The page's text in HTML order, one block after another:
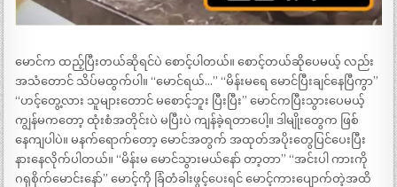
မောင်က ထည့်ပြီးတယ်ဆိုရင်ပဲ စောင့်ပါတယ်။ စောင့်တယ်ဆိုပေမယ့် လည်း
အသံတောင် သိပ်မထွက်ပါ။ “မောင်ရယ်…” “မိန်းမရေ မောင်ပြီးချင်နေပြီကွာ”
“ဟင့်တွေ့လား သူများတောင် မစောင့်ဘူး ပြီးပြီး” မောင်ကပြီးသွားပေမယ့်
ကျွန်မကတော့ ထုံးစံအတိုင်းပဲ မပြီးပဲ ကျန်ခဲ့ရတာပေါ့။ ဒါမျိုးတွေက ဖြစ်
နေကျပါပဲ။ မနက်ရောက်တော့ မောင်အတွက် အထုတ်အပိုးတွေပြင်ပေးပြီး
နားနေလိုက်ပါတယ်။ “မိန်းမ မောင်သွားမယ်နော် တာ့တာ” “အင်းပါ ကားကို
ဂရုစိုက်မောင်းနော်” မောင့်ကို ခြံတံခါးဖွင့်ပေးရင် မောင့်ကားပျောက်တဲ့အထိ